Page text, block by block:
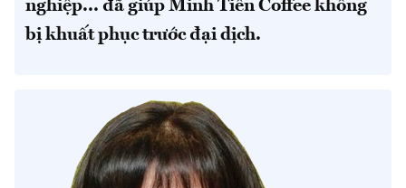
nghiệp... đã giúp Minh Tiến Coffee không
bị khuất phục trước đại dịch.